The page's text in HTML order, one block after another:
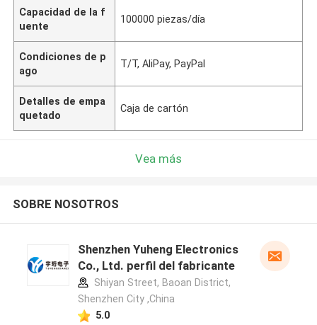
Capacidad de la f
uente
100000 piezas/día
Condiciones de p
ago
T/T, AliPay, PayPal
Detalles de empa
quetado
Caja de cartón
Vea más
SOBRE NOSOTROS
Shenzhen Yuheng Electronics
Co., Ltd. perfil del fabricante
Shiyan Street, Baoan District,
Shenzhen City ,China
5.0